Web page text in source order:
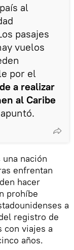
al
pasajes
vuelos
por el
a realizar
al Caribe
nación
enfrentan
hacer
prohíbe
a
registro de
con viajes a
años.